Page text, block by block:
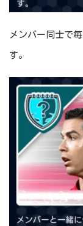
メンバー同士で
す。